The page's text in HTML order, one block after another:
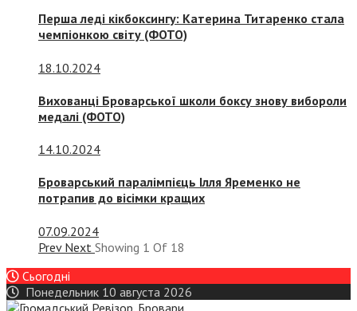
Перша леді кікбоксингу: Катерина Титаренко стала
чемпіонкою світу (ФОТО)
18.10.2024
Вихованці Броварської школи боксу знову вибороли
медалі (ФОТО)
14.10.2024
Броварський паралімпієць Ілля Яременко не
потрапив до вісімки кращих
07.09.2024
Prev Next Showing 1 Of 18
Сьогодні
Понедельник 10 августа 2026